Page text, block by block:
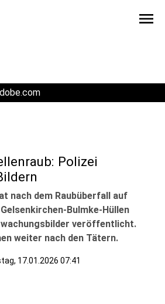
menu
Polizei
nach dem Raubüberfall auf
Bulmke-Hüllen
veröffentlicht.
weiter nach den Tätern.
17.01.2026 07:41